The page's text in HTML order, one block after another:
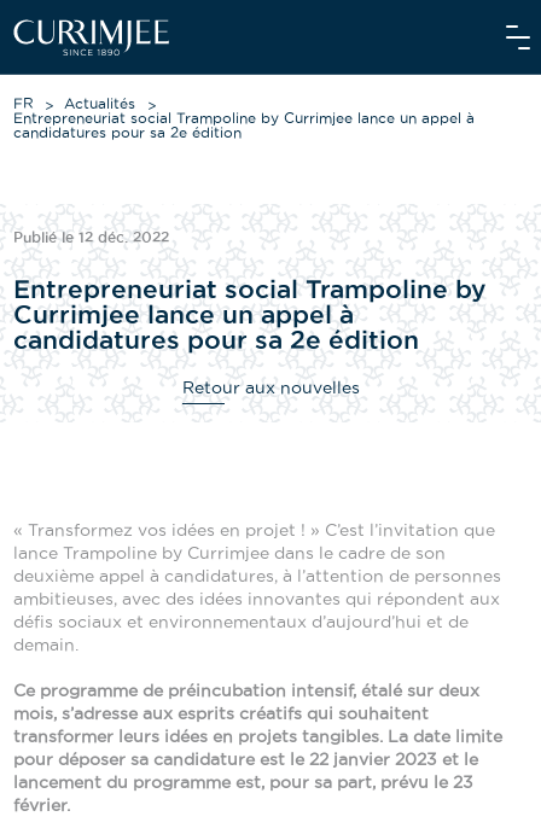
NOS ACTIVITÉS
NOS ENGAGEMENTS
INVESTISSEURS
NOS ÉQUIPES
FR
Actualités
Entrepreneuriat social Trampoline by Currimjee lance un appel à
candidatures pour sa 2e édition
Publié le 12 déc. 2022
Entrepreneuriat social Trampoline by
Currimjee lance un appel à
candidatures pour sa 2e édition
Retour aux nouvelles
« Transformez vos idées en projet ! » C’est l’invitation que
lance Trampoline by Currimjee dans le cadre de son
deuxième appel à candidatures, à l’attention de personnes
ambitieuses, avec des idées innovantes qui répondent aux
défis sociaux et environnementaux d’aujourd’hui et de
demain.
Ce programme de préincubation intensif, étalé sur deux
mois, s’adresse aux esprits créatifs qui souhaitent
transformer leurs idées en projets tangibles. La date limite
pour déposer sa candidature est le 22 janvier 2023 et le
lancement du programme est, pour sa part, prévu le 23
février.